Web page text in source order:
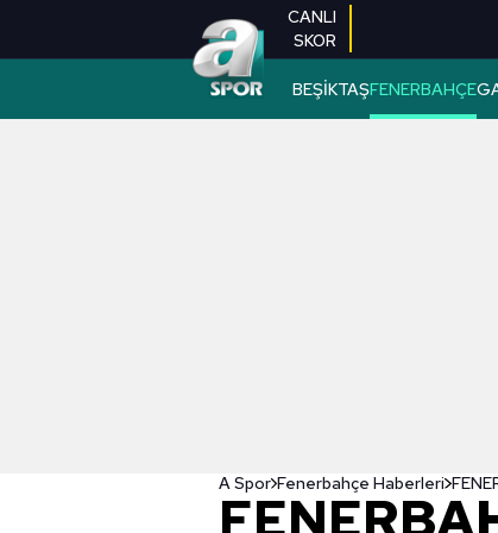
CANLI
SKOR
BEŞİKTAŞFENERBAHÇE
A Spor Fenerbahçe Haberleri